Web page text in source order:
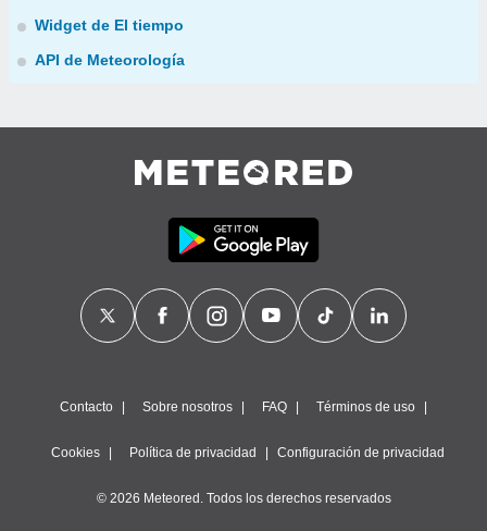
Widget de El tiempo
API de Meteorología
Contacto Sobre nosotros FAQ Términos de uso
Cookies Política de privacidad Configuración de privacidad
© 2026 Meteored. Todos los derechos reservados